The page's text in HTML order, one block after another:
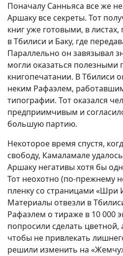
Поначалу Санньяса все же
Аршаку все секреты. Тот
книг уже готовыми, в
в Тбилиси и Баку, где
Параллельно он завязывал
могли оказаться
книгопечатании. В Тбилиси
неким Рафаэлем,
типографии. Тот оказался
предприимчивым и
большую партию.
Некоторое время спустя,
свободу, Камаламале
Аршаку негативы хотя бы
Тот неохотно (по-прежнему
пленку со страницами
Материалы отвезли в
Рафаэлем о тираже в 10 000
попросили сделать цветной,
чтобы не привлекать
решили изменить на